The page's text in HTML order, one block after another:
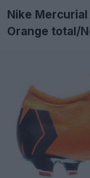
Nike
Orange total/